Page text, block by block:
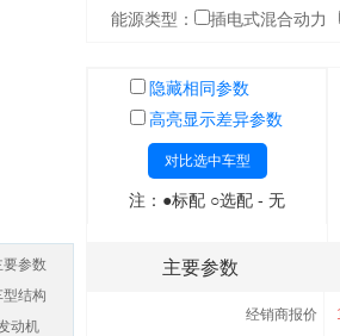
能源类型：
插电式混合动力
隐藏相同参数
高亮显示差异参数
对比选中车型
注：●标配 ○选配 - 无
主要参数
经销商报价
要参数
型结构
动机